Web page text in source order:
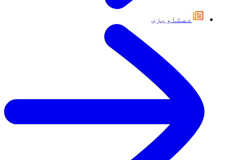
دستاویزی